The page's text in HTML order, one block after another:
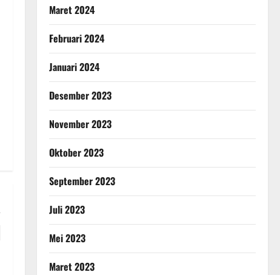
Maret 2024
Februari 2024
Januari 2024
Desember 2023
November 2023
Oktober 2023
September 2023
Juli 2023
Mei 2023
Maret 2023